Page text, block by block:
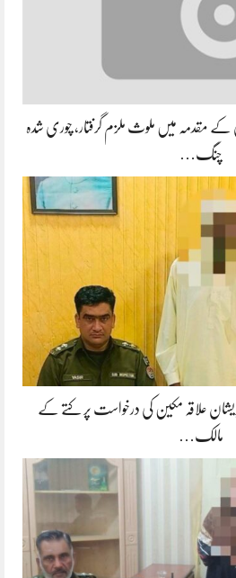
کے مقدمہ میں ملوث ملزم گرفتار، چوری شدہ
چنگ…
علاقہ مکین کی درخواست پر کتے کے
مالک…